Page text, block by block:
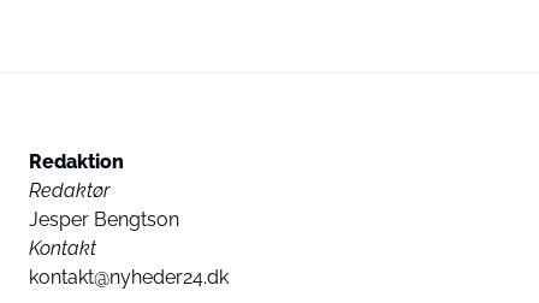
Redaktion
Redaktør
Jesper Bengtson
Kontakt
kontakt@nyheder24.dk